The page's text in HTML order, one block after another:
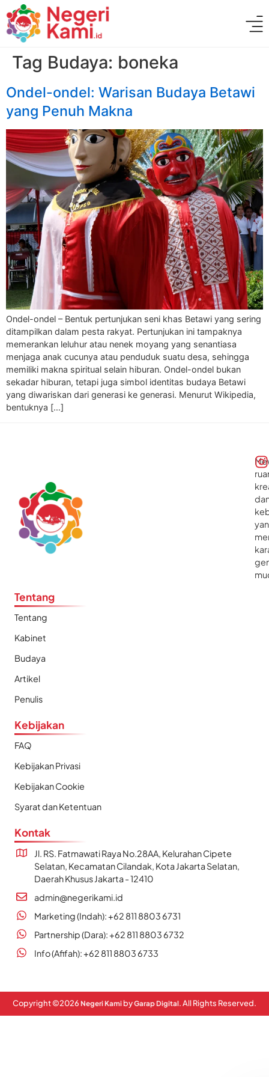
Tag Budaya: boneka
Ondel-ondel: Warisan Budaya Betawi
yang Penuh Makna
Ondel-ondel – Bentuk pertunjukan seni khas Betawi yang sering
ditampilkan dalam pesta rakyat. Pertunjukan ini tampaknya
memerankan leluhur atau nenek moyang yang senantiasa
menjaga anak cucunya atau penduduk suatu desa, sehingga
memiliki makna spiritual selain hiburan. Ondel-ondel bukan
sekadar hiburan, tetapi juga simbol identitas budaya Betawi
yang diwariskan dari generasi ke generasi. Menurut Wikipedia,
bentuknya […]
Tentang
Tentang
Kabinet
Budaya
Artikel
Penulis
Kebijakan
FAQ
Kebijakan Privasi
Kebijakan Cookie
Syarat dan Ketentuan
Kontak
Jl. RS. Fatmawati Raya No.28AA, Kelurahan Cipete
Selatan, Kecamatan Cilandak, Kota Jakarta Selatan,
Daerah Khusus Jakarta - 12410
admin@negerikami.id
Marketing (Indah): +62 811 8803 6731
Partnership (Dara): +62 811 8803 6732
Info (Afifah): +62 811 8803 6733
Copyright ©2026 Negeri Kami byGarap Digital. All Rights Reserved.